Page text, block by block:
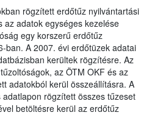
rögzített erdőtűz nyilvántartási
adatok egységes kezelése
egy korszerű erdőtűz
ban. A 2007. évi erdőtüzek adatai
kerültek rögzítésre. Az
az ÖTM OKF és az
adatokból kerül összeállításra. A
rögzített összes tűzeset
betöltésre kerül az erdőtűz